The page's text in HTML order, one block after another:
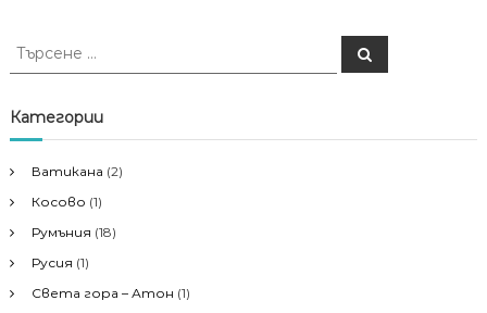
Т
с
е
е
з
а
Т
ъ
е
Категории
Ватикана (2)
Косово (1)
Румъния (18)
Русия (1)
Света гора – Атон (1)